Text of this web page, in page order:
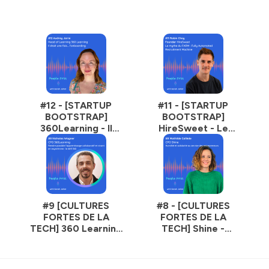
#12 - [STARTUP
BOOTSTRAP]
360Learning - Il
était une fois :
l'onboarding
#11 - [STARTUP
BOOTSTRAP]
HireSweet - Le
mythe du FARM : La
Fully Automated
Recruiting Machine
#9 [CULTURES
FORTES DE LA
TECH] 360 Learning
#8 - [CULTURES
FORTES DE LA
TECH] Shine -